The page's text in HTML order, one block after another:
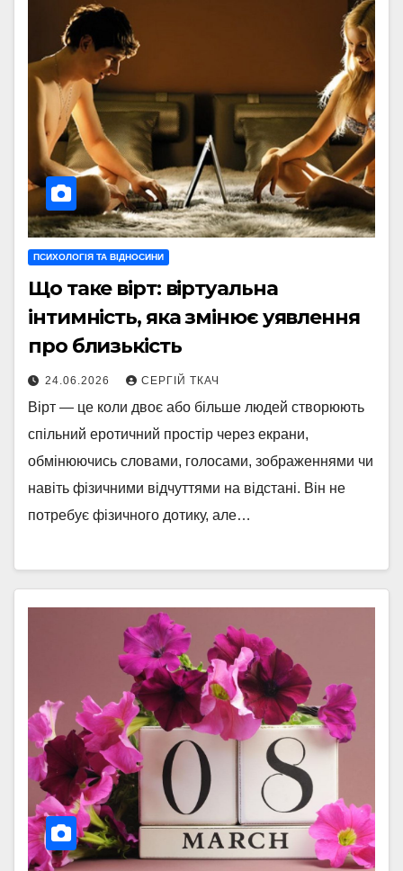
ПСИХОЛОГІЯ ТА ВІДНОСИНИ
Що таке вірт: віртуальна
інтимність, яка змінює уявлення
про близькість
24.06.2026 СЕРГІЙ ТКАЧ
Вірт — це коли двоє або більше людей створюють
спільний еротичний простір через екрани,
обмінюючись словами, голосами, зображеннями чи
навіть фізичними відчуттями на відстані. Він не
потребує фізичного дотику, але…